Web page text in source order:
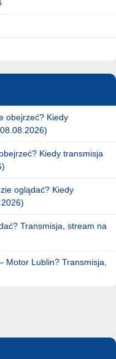
obejrzeć? Kiedy
Kiedy transmisja
oglądać? Kiedy
Transmisja, stream na
Motor Lublin? Transmisja,